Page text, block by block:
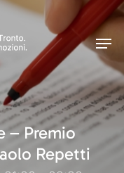
– Premio
Repetti